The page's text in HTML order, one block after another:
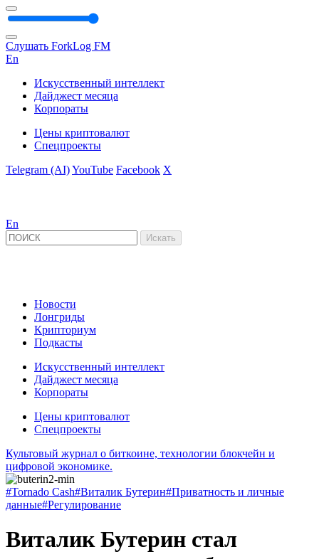
Слушать ForkLog FM
En
Искусственный интеллект
Дайджест месяца
Корпораты
Цены криптовалют
Спецпроекты
Telegram (AI)YouTube Facebook X
En
Новости
Лонгриды
Крипториум
Подкасты
Искусственный интеллект
Дайджест месяца
Корпораты
Цены криптовалют
Спецпроекты
Культовый журнал о биткоине, технологии блокчейн и
цифровой экономике.
#Tornado Cash#Виталик Бутерин#Приватность и личные
данные#Регулирование
Виталик Бутерин стал